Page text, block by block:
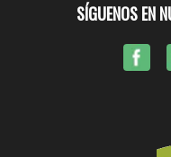
SÍGUENOS EN